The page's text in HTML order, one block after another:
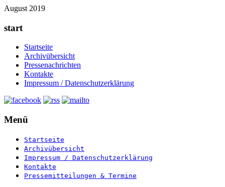
August 2019
start
Startseite
Archivübersicht
Pressenachrichten
Kontakte
Impressum / Datenschutzerklärung
Menü
Startseite
Archivübersicht
Impressum / Datenschutzerklärung
Kontakte
Pressemitteilungen & Termine